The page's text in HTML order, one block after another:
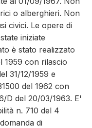
o alberghieri. Non
civici. Le opere di
iniziate
è stato realizzato
1959 con rilascio
31/12/1959 e
del 1962 con
D del 20/03/1963. E'
n. 710 del 4
di